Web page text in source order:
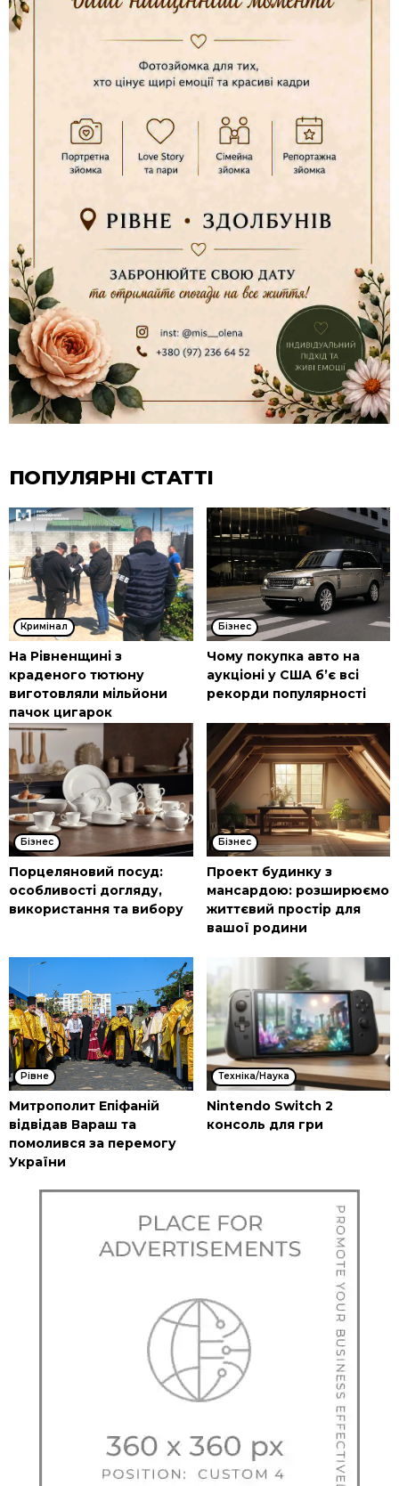
ПОПУЛЯРНІ СТАТТІ
Кримінал
На Рівненщині з
краденого тютюну
виготовляли мільйони
пачок цигарок
Бізнес
Чому покупка авто на
аукціоні у США б’є всі
рекорди популярності
Бізнес
Порцеляновий посуд:
особливості догляду,
використання та вибору
Бізнес
Проект будинку з
мансардою: розширюємо
життєвий простір для
вашої родини
Рівне
Митрополит Епіфаній
відвідав Вараш та
помолився за перемогу
України
Техніка/Наука
Nintendo Switch 2
консоль для гри